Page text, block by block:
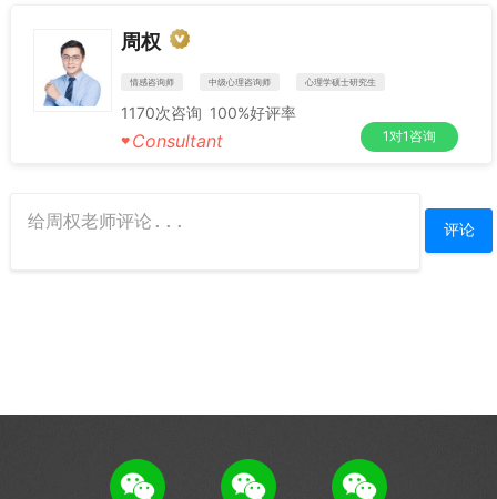
周权
情感咨询师 中级心理咨询师 心理学硕士研究生
1170次咨询 100%好评率
♥ Consultant 1对1咨询